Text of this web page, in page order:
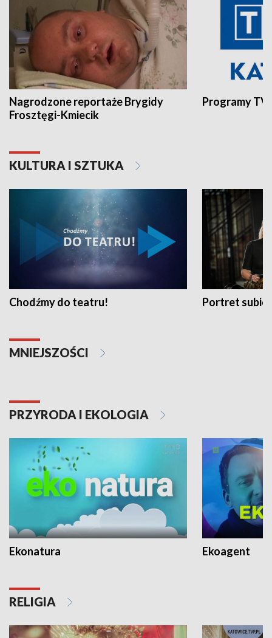
Nagrodzone reportaże Brygidy
Frosztęgi-Kmiecik
Programy
KULTURA I SZTUKA
Chodźmy do teatru! Portret
MNIEJSZOŚCI
PRZYRODA I EKOLOGIA
Ekonatura Ekoagent
RELIGIA